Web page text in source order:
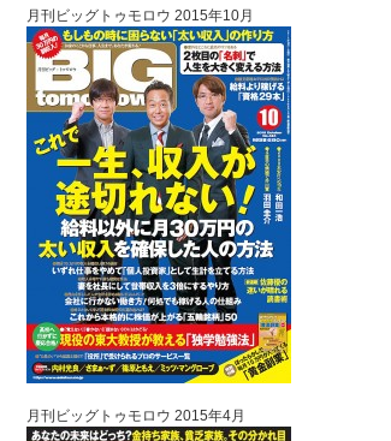
月刊ビッグトゥモロウ 2015年10月
月刊ビッグトゥモロウ 2015年4月